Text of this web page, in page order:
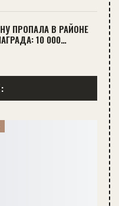
ПРОПАЛА В РАЙОНЕ
10 000…